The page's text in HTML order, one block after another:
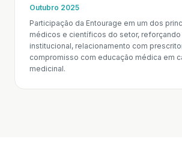
Outubro 2025
Participação da Entourage em um dos
médicos e científicos do setor, reforçando
institucional, relacionamento com
compromisso com educação médica em
medicinal.